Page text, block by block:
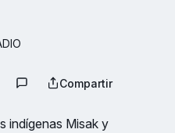
Compartir
indígenas Misak y